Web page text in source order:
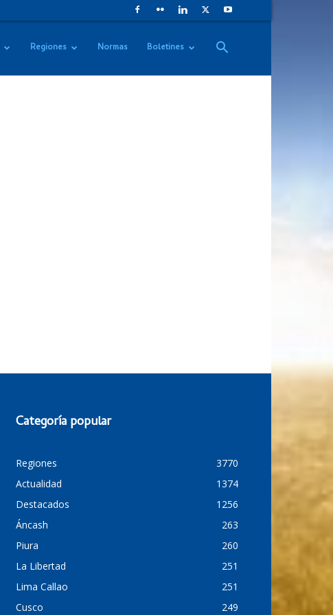
Regiones Normas Boletines
Categoría popular
Regiones
3770
Actualidad
1374
Destacados
1256
Áncash
263
Piura
260
La Libertad
251
Lima Callao
251
Cusco
249